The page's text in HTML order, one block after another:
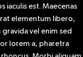
iaculis est. Maecenas
elementum libero,
vel enim sed
lorem a, pharetra